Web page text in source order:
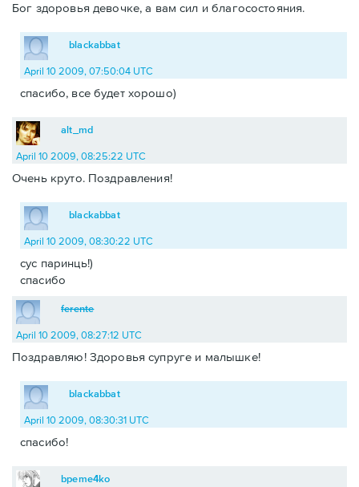
Бог здоровья девочке, а вам сил и благосостояния.
blackabbat
April 10 2009, 07:50:04 UTC
спасибо, все будет хорошо)
alt_md
April 10 2009, 08:25:22 UTC
Очень круто. Поздравления!
blackabbat
April 10 2009, 08:30:22 UTC
сус паринць!)
спасибо
ferente
April 10 2009, 08:27:12 UTC
Поздравляю! Здоровья супруге и малышке!
blackabbat
April 10 2009, 08:30:31 UTC
спасибо!
bpeme4ko